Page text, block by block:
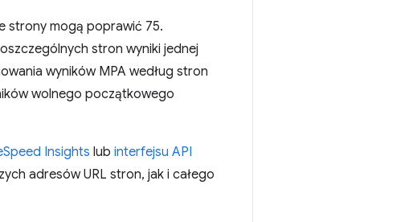
strony mogą poprawić 75.
stron wyniki jednej
wyników MPA według stron
wolnego początkowego
Insights lub interfejsu API
adresów URL stron, jak i całego